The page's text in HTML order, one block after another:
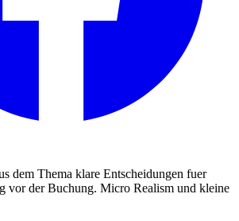
dem Thema klare Entscheidungen fuer
vor der Buchung. Micro Realism und kleine